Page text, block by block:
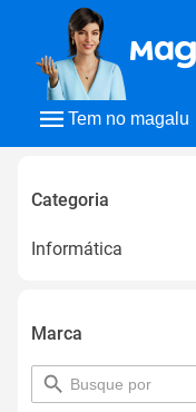
Tem no magalu
Categoria
Informática
Marca
pesquisar
por